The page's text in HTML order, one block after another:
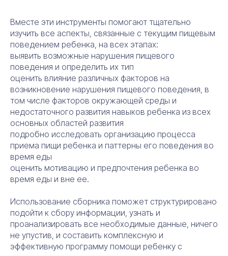
Вместе эти инструменты помогают тщательно
изучить все аспекты, связанные с текущим пищевым
поведением ребенка, на всех этапах:
выявить возможные нарушения пищевого
поведения и определить их тип
оценить влияние различных факторов на
возникновение нарушения пищевого поведения, в
том числе факторов окружающей среды и
недостаточного развития навыков ребенка из всех
основных областей развития
подробно исследовать организацию процесса
приема пищи ребенка и паттерны его поведения во
время еды
оценить мотивацию и предпочтения ребенка во
время еды и вне ее.
Использование сборника поможет структурировано
подойти к сбору информации, узнать и
проанализировать все необходимые данные, ничего
не упустив, и составить комплексную и
эффективную программу помощи ребенку с